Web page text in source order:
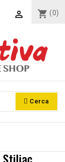
shopping_cart (0)

Cerca
Stiliac